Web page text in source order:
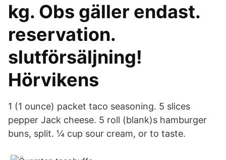
kg. Obs gäller endast.
reservation.
slutförsäljning!
Hörvikens
1 (1 ounce) packet taco seasoning. 5 slices
pepper Jack cheese. 5 roll (blank)s hamburger
buns, split. ¼ cup sour cream, or to taste.